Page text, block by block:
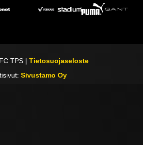
TPS |Tietosuojaseloste
Sivustamo Oy